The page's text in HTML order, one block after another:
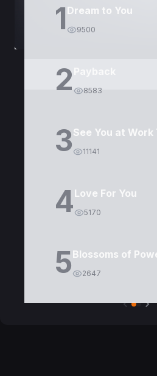
1 Dream to You
9500
2 8583
3See You at
11141
4Love For You
5170
5Blossoms of
2647